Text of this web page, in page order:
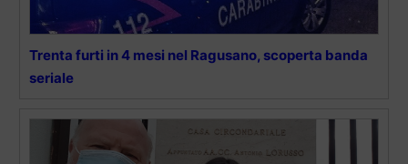
Trenta furti in 4 mesi nel Ragusano, scoperta banda
seriale